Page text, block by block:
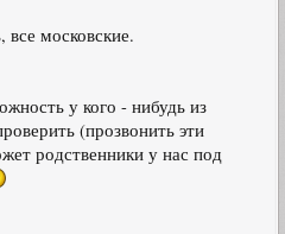
все московские.
у кого - нибудь из
(прозвонить эти
родственники у нас под